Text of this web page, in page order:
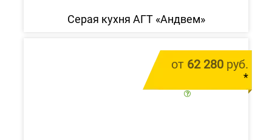
Серая кухня АГТ «Андвем»
от 62 280 руб.
*